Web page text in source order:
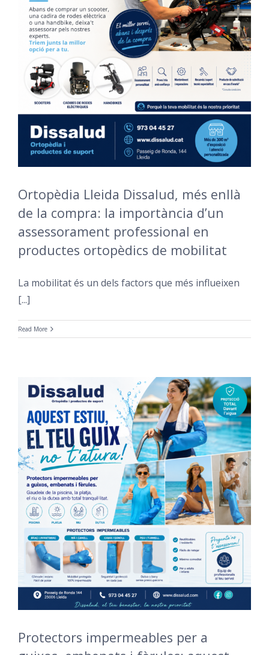
Ortopèdia Lleida Dissalud, més enllà
de la compra: la importància d’un
assessorament professional en
productes ortopèdics de mobilitat
La mobilitat és un dels factors que més influeixen
[...]
Read More
Protectors impermeables per a